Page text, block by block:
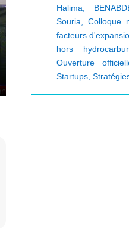
Halima,
Souria, Colloque
facteurs
hors
Ouverture
Startups,